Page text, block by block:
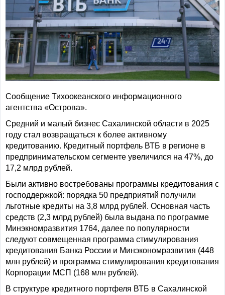
Сообщение Тихоокеанского информационного
агентства «Острова».
Средний и малый бизнес Сахалинской области в 2025
году стал возвращаться к более активному
кредитованию. Кредитный портфель ВТБ в регионе в
предпринимательском сегменте увеличился на 47%, до
17,2 млрд рублей.
Были активно востребованы программы кредитования с
господдержкой: порядка 50 предприятий получили
льготные кредиты на 3,8 млрд рублей. Основная часть
средств (2,3 млрд рублей) была выдана по программе
Минэкномразвития 1764, далее по популярности
следуют совмещенная программа стимулирования
кредитования Банка России и Минэкономразвития (448
млн рублей) и программа стимулирования кредитования
Корпорации МСП (168 млн рублей).
В структуре кредитного портфеля ВТБ в Сахалинской